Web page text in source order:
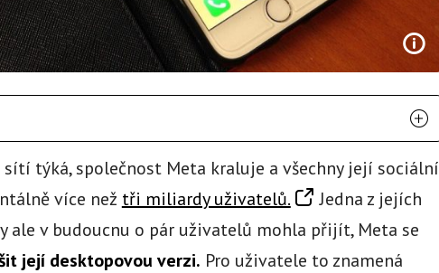
sítí týká, společnost Meta kraluje a všechny její sociální
více než tři miliardy uživatelů.
Jedna z jejích
ale v budoucnu o pár uživatelů mohla přijít, Meta se
její desktopovou verzi. Pro uživatele to znamená